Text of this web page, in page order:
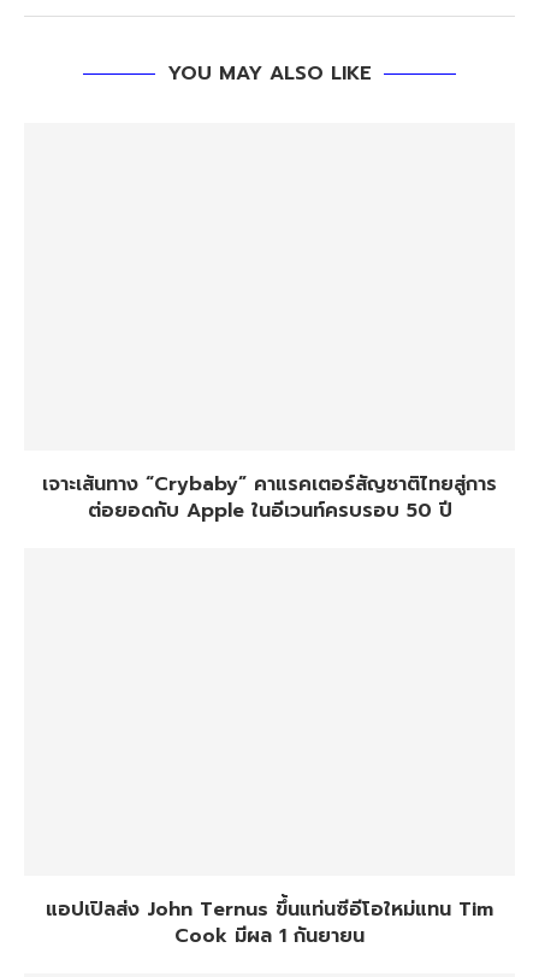
YOU MAY ALSO LIKE
เจาะเส้นทาง “Crybaby” คาแรคเตอร์สัญชาติไทยสู่การ
ต่อยอดกับ Apple ในอีเวนท์ครบรอบ 50 ปี
แอปเปิลส่ง John Ternus ขึ้นแท่นซีอีโอใหม่แทน Tim
Cook มีผล 1 กันยายน